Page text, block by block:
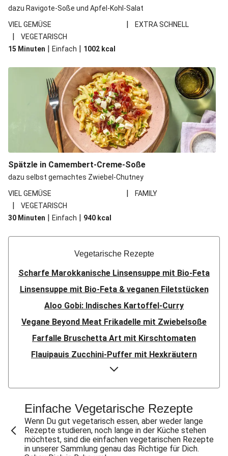
dazu Ravigote-Soße und Apfel-Kohl-Salat
VIEL GEMÜSE
| EXTRA SCHNELL
|
VEGETARISCH
15 Minuten | Einfach | 1002 kcal
Spätzle in Camembert-Creme-Soße
dazu selbst gemachtes Zwiebel-Chutney
VIEL GEMÜSE
| FAMILY
|
VEGETARISCH
30 Minuten | Einfach | 940 kcal
Vegetarische Rezepte
Scharfe Marokkanische Linsensuppe mit Bio-Feta
Linsensuppe mit Bio-Feta & veganen Filetstücken
Aloo Gobi: Indisches Kartoffel-Curry
Vegane Beyond Meat Frikadelle mit Zwiebelsoße
Farfalle Bruschetta Art mit Kirschtomaten
Flauipauis Zucchini-Puffer mit Hexkräutern
Sauerteig-Pinsa mit Ziegenkäse & Birne
Sauerteig-Pinsa mit Bio-Feta & Birne
Indisches Streetfood: Mumbai Pav Bhaji
Aloo Gobi: Indisches Kartoffel-Curry
Flauipauis Zucchini-Puffer mit Hexkräutern
Nepalesisches Linsen Dal Bhat
Einfache Vegetarische Rezepte
Wenn Du gut vegetarisch essen, aber weder lange
Rezepte studieren, noch lange in der Küche stehen
möchtest, sind die einfachen vegetarischen Rezepte
in unserer Sammlung genau das Richtige für Dich.